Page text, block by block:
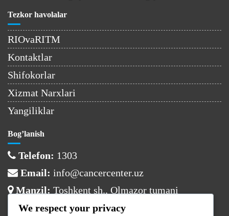
Tezkor havolalar
RIOvaRITM
Kontaktlar
Shifokorlar
Xizmat Narxlari
Yangiliklar
Bog’lanish
Telefon: 1303
Email: info@cancercenter.uz
Manzil: Toshkent sh., Olmazor tumani
Ish vaqti
We respect your privacy